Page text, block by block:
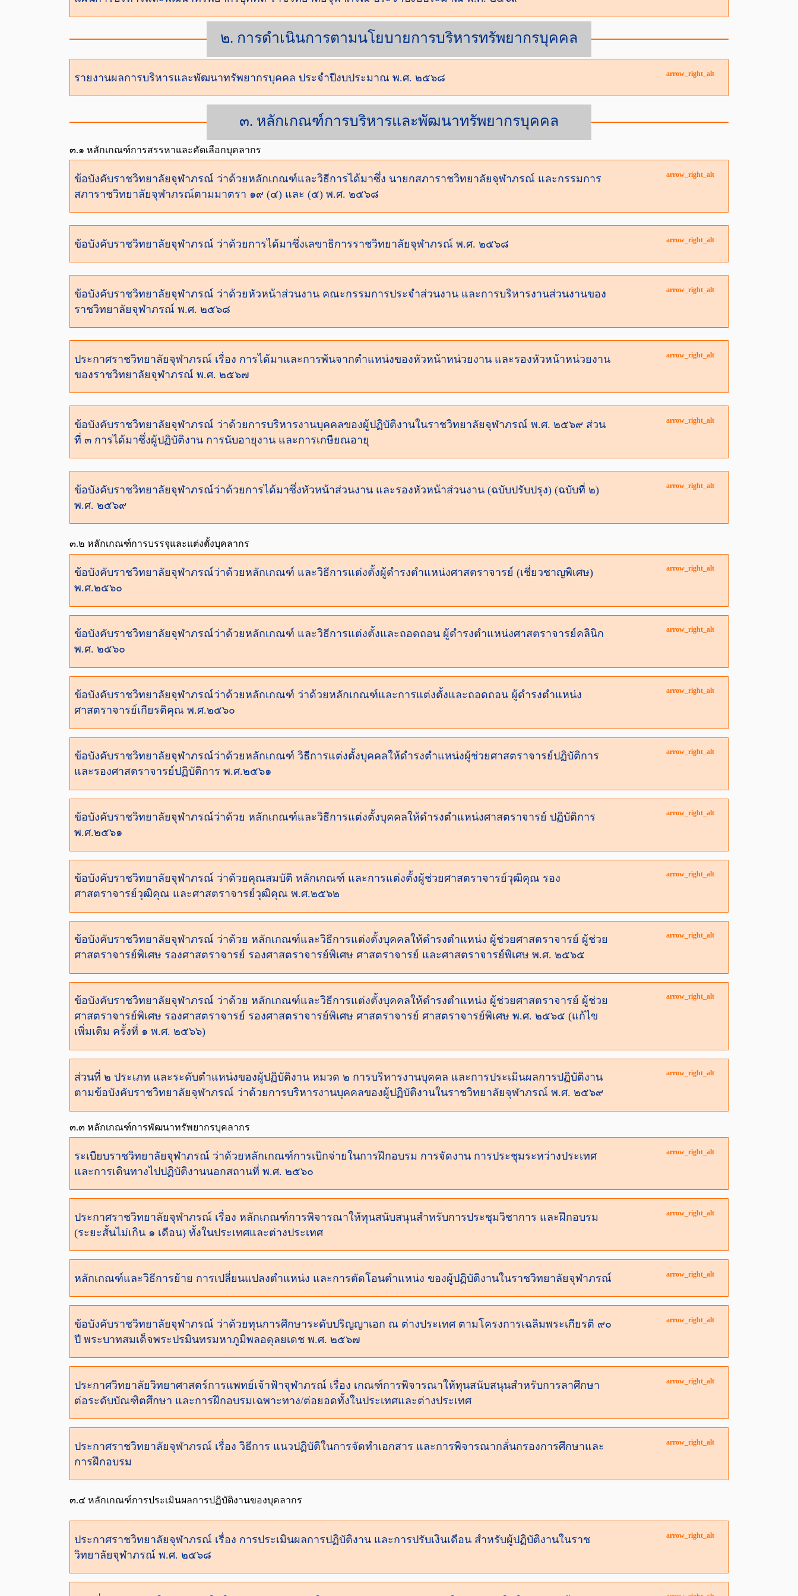
๒. การดำเนินการตามนโยบายการบริหารทรัพยากรบุคคล
รายงานผลการบริหารและพัฒนาทรัพยากรบุคคล ประจำปีงบประมาณ พ.ศ. ๒๕๖๘ arrow_right_alt
๓. หลักเกณฑ์การบริหารและพัฒนาทรัพยากรบุคคล
๓.๑ หลักเกณฑ์การสรรหาและคัดเลือกบุคลากร
ข้อบังคับราชวิทยาลัยจุฬาภรณ์ ว่าด้วยหลักเกณฑ์และวิธีการได้มาซึ่ง นายกสภาราชวิทยาลัยจุฬาภรณ์ และกรรมการ
สภาราชวิทยาลัยจุฬาภรณ์ตามมาตรา ๑๙ (๔) และ (๕) พ.ศ. ๒๕๖๘
arrow_right_alt
ข้อบังคับราชวิทยาลัยจุฬาภรณ์ ว่าด้วยการได้มาซึ่งเลขาธิการราชวิทยาลัยจุฬาภรณ์ พ.ศ. ๒๕๖๘ arrow_right_alt
ข้อบังคับราชวิทยาลัยจุฬาภรณ์ ว่าด้วยหัวหน้าส่วนงาน คณะกรรมการประจำส่วนงาน และการบริหารงานส่วนงานของ
ราชวิทยาลัยจุฬาภรณ์ พ.ศ. ๒๕๖๘
arrow_right_alt
ประกาศราชวิทยาลัยจุฬาภรณ์ เรื่อง การได้มาและการพ้นจากตำแหน่งของหัวหน้าหน่วยงาน และรองหัวหน้าหน่วยงาน
ของราชวิทยาลัยจุฬาภรณ์ พ.ศ. ๒๕๖๗
arrow_right_alt
ข้อบังคับราชวิทยาลัยจุฬาภรณ์ ว่าด้วยการบริหารงานบุคคลของผู้ปฏิบัติงานในราชวิทยาลัยจุฬาภรณ์ พ.ศ. ๒๕๖๙ ส่วน
ที่ ๓ การได้มาซึ่งผู้ปฏิบัติงาน การนับอายุงาน และการเกษียณอายุ
arrow_right_alt
ข้อบังคับราชวิทยาลัยจุฬาภรณ์ว่าด้วยการได้มาซึ่งหัวหน้าส่วนงาน และรองหัวหน้าส่วนงาน (ฉบับปรับปรุง) (ฉบับที่ ๒)
พ.ศ. ๒๕๖๙
arrow_right_alt
๓.๒ หลักเกณฑ์การบรรจุและแต่งตั้งบุคลากร
ข้อบังคับราชวิทยาลัยจุฬาภรณ์ว่าด้วยหลักเกณฑ์ และวิธีการแต่งตั้งผู้ดำรงตำแหน่งศาสตราจารย์ (เชี่ยวชาญพิเศษ)
พ.ศ.๒๕๖๐
arrow_right_alt
ข้อบังคับราชวิทยาลัยจุฬาภรณ์ว่าด้วยหลักเกณฑ์ และวิธีการแต่งตั้งและถอดถอน ผู้ดำรงตำแหน่งศาสตราจารย์คลินิก
พ.ศ. ๒๕๖๐
arrow_right_alt
ข้อบังคับราชวิทยาลัยจุฬาภรณ์ว่าด้วยหลักเกณฑ์ ว่าด้วยหลักเกณฑ์และการแต่งตั้งและถอดถอน ผู้ดำรงตำแหน่ง
ศาสตราจารย์เกียรติคุณ พ.ศ.๒๕๖๐
arrow_right_alt
ข้อบังคับราชวิทยาลัยจุฬาภรณ์ว่าด้วยหลักเกณฑ์ วิธีการแต่งตั้งบุคคลให้ดำรงตำแหน่งผู้ช่วยศาสตราจารย์ปฏิบัติการ
และรองศาสตราจารย์ปฏิบัติการ พ.ศ.๒๕๖๑
arrow_right_alt
ข้อบังคับราชวิทยาลัยจุฬาภรณ์ว่าด้วย หลักเกณฑ์และวิธีการแต่งตั้งบุคคลให้ดำรงตำแหน่งศาสตราจารย์ ปฏิบัติการ
พ.ศ.๒๕๖๑
arrow_right_alt
ข้อบังคับราชวิทยาลัยจุฬาภรณ์ ว่าด้วยคุณสมบัติ หลักเกณฑ์ และการแต่งตั้งผู้ช่วยศาสตราจารย์วุฒิคุณ รอง
ศาสตราจารย์วุฒิคุณ และศาสตราจารย์วุฒิคุณ พ.ศ.๒๕๖๒
arrow_right_alt
ข้อบังคับราชวิทยาลัยจุฬาภรณ์ ว่าด้วย หลักเกณฑ์และวิธีการแต่งตั้งบุคคลให้ดำรงตำแหน่ง ผู้ช่วยศาสตราจารย์ ผู้ช่วย
ศาสตราจารย์พิเศษ รองศาสตราจารย์ รองศาสตราจารย์พิเศษ ศาสตราจารย์ และศาสตราจารย์พิเศษ พ.ศ. ๒๕๖๕
arrow_right_alt
ข้อบังคับราชวิทยาลัยจุฬาภรณ์ ว่าด้วย หลักเกณฑ์และวิธีการแต่งตั้งบุคคลให้ดำรงตำแหน่ง ผู้ช่วยศาสตราจารย์ ผู้ช่วย
ศาสตราจารย์พิเศษ รองศาสตราจารย์ รองศาสตราจารย์พิเศษ ศาสตราจารย์ ศาสตราจารย์พิเศษ พ.ศ. ๒๕๖๕ (แก้ไข
เพิ่มเติม ครั้งที่ ๑ พ.ศ. ๒๕๖๖)
arrow_right_alt
ส่วนที่ ๒ ประเภท และระดับตำแหน่งของผู้ปฏิบัติงาน หมวด ๒ การบริหารงานบุคคล และการประเมินผลการปฏิบัติงาน
ตามข้อบังคับราชวิทยาลัยจุฬาภรณ์ ว่าด้วยการบริหารงานบุคคลของผู้ปฏิบัติงานในราชวิทยาลัยจุฬาภรณ์ พ.ศ. ๒๕๖๙
arrow_right_alt
๓.๓ หลักเกณฑ์การพัฒนาทรัพยากรบุคลากร
ระเบียบราชวิทยาลัยจุฬาภรณ์ ว่าด้วยหลักเกณฑ์การเบิกจ่ายในการฝึกอบรม การจัดงาน การประชุมระหว่างประเทศ
และการเดินทางไปปฏิบัติงานนอกสถานที่ พ.ศ. ๒๕๖๐
arrow_right_alt
ประกาศราชวิทยาลัยจุฬาภรณ์ เรื่อง หลักเกณฑ์การพิจารณาให้ทุนสนับสนุนสำหรับการประชุมวิชาการ และฝึกอบรม
(ระยะสั้นไม่เกิน ๑ เดือน) ทั้งในประเทศและต่างประเทศ
arrow_right_alt
หลักเกณฑ์และวิธีการย้าย การเปลี่ยนแปลงตำแหน่ง และการตัดโอนตำแหน่ง ของผู้ปฏิบัติงานในราชวิทยาลัยจุฬาภรณ์ arrow_right_alt
ข้อบังคับราชวิทยาลัยจุฬาภรณ์ ว่าด้วยทุนการศึกษาระดับปริญญาเอก ณ ต่างประเทศ ตามโครงการเฉลิมพระเกียรติ ๙๐
ปี พระบาทสมเด็จพระปรมินทรมหาภูมิพลอดุลยเดช พ.ศ. ๒๕๖๗
arrow_right_alt
ประกาศวิทยาลัยวิทยาศาสตร์การแพทย์เจ้าฟ้าจุฬาภรณ์ เรื่อง เกณฑ์การพิจารณาให้ทุนสนับสนุนสำหรับการลาศึกษา
ต่อระดับบัณฑิตศึกษา และการฝึกอบรมเฉพาะทาง/ต่อยอดทั้งในประเทศและต่างประเทศ
arrow_right_alt
ประกาศราชวิทยาลัยจุฬาภรณ์ เรื่อง วิธีการ แนวปฏิบัติในการจัดทำเอกสาร และการพิจารณากลั่นกรองการศึกษาและ
การฝึกอบรม
arrow_right_alt
๓.๔ หลักเกณฑ์การประเมินผลการปฏิบัติงานของบุคลากร
ประกาศราชวิทยาลัยจุฬาภรณ์ เรื่อง การประเมินผลการปฏิบัติงาน และการปรับเงินเดือน สำหรับผู้ปฏิบัติงานในราช
วิทยาลัยจุฬาภรณ์ พ.ศ. ๒๕๖๘
arrow_right_alt